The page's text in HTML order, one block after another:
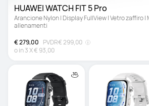
Arancione Nylon | Display FullView | Vetro zaffiro |
allenamenti
€ 279,00 PVDR€ 299,00
o in3X€ 93,00